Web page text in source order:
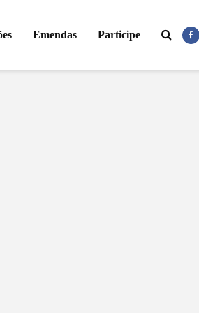
Emendas Participe